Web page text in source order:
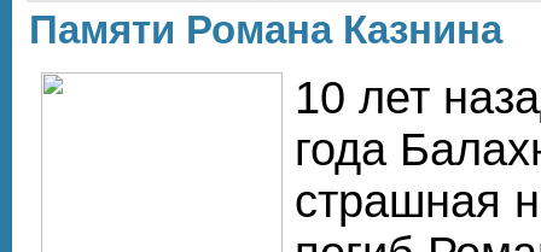
Памяти Романа Казнина
10 лет
года
страшная